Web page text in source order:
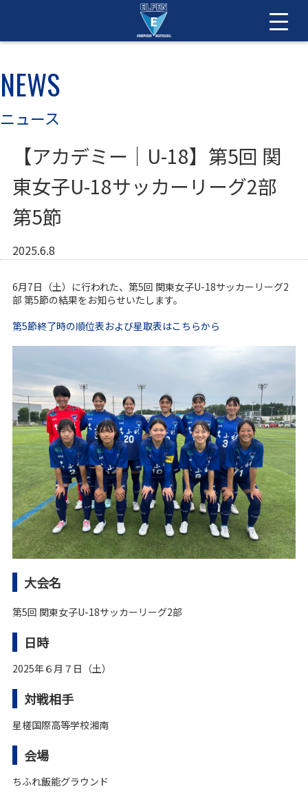
NEWS
ニュース
【アカデミー｜U-18】第5回 関
東女子U-18サッカーリーグ2部
第5節
2025.6.8
6月7日（土）に行われた、第5回 関東女子U-18サッカーリーグ2
部 第5節の結果をお知らせいたします。
第5節終了時の順位表および星取表はこちらから
大会名
第5回 関東女子U-18サッカーリーグ2部
日時
2025年６月７日（土）
対戦相手
星槎国際高等学校湘南
会場
ちふれ飯能グラウンド